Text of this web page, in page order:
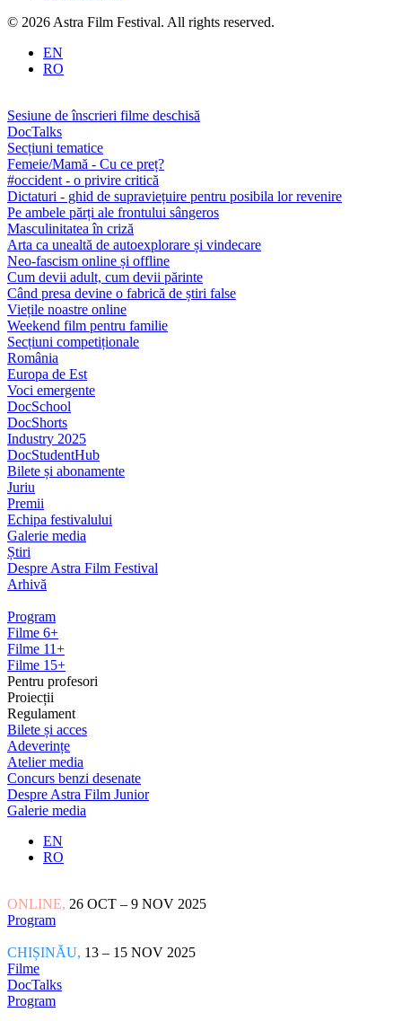
© 2026 Astra Film Festival. All rights reserved.
EN
RO
Sesiune de înscrieri filme deschisă
DocTalks
Secțiuni tematice
Femeie/Mamă - Cu ce preț?
#occident - o privire critică
Dictaturi - ghid de supraviețuire pentru posibila lor revenire
Pe ambele părți ale frontului sângeros
Masculinitatea în criză
Arta ca unealtă de autoexplorare și vindecare
Neo-fascism online și offline
Cum devii adult, cum devii părinte
Când presa devine o fabrică de știri false
Viețile noastre online
Weekend film pentru familie
Secțiuni competiționale
România
Europa de Est
Voci emergente
DocSchool
DocShorts
Industry 2025
DocStudentHub
Bilete și abonamente
Juriu
Premii
Echipa festivalului
Galerie media
Știri
Despre Astra Film Festival
Arhivă
Program
Filme 6+
Filme 11+
Filme 15+
Pentru profesori
Proiecții
Regulament
Bilete și acces
Adeverințe
Atelier media
Concurs benzi desenate
Despre Astra Film Junior
Galerie media
EN
RO
ONLINE, 26 OCT – 9 NOV 2025
Program
CHIȘINĂU, 13 – 15 NOV 2025
Filme
DocTalks
Program